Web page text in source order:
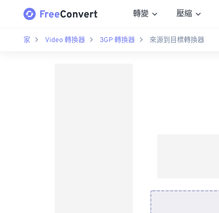
轉變 壓縮
家 Video 轉換器 3GP 轉換器 來源到目標轉換器